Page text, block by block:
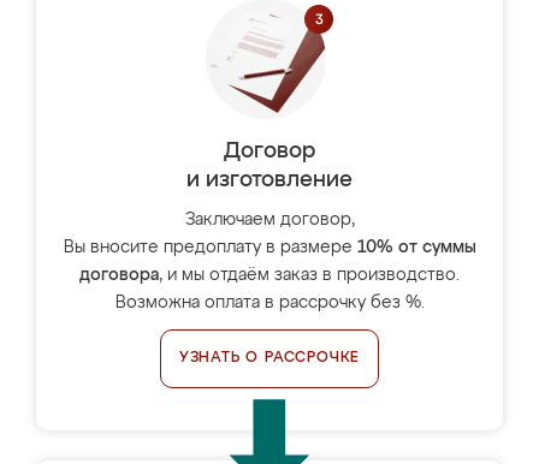
Договор
и изготовление
Заключаем договор,
Вы вносите предоплату в размере 10% от суммы
договора, и мы отдаём заказ в производство.
Возможна оплата в рассрочку без %.
УЗНАТЬ О РАССРОЧКЕ